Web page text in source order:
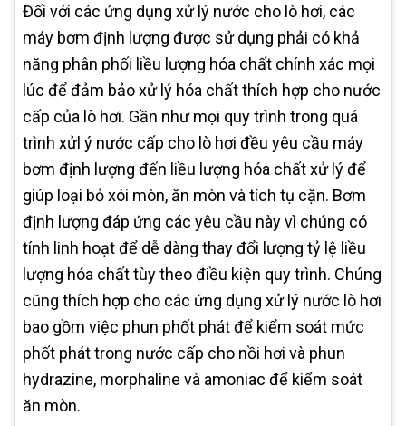
Đối với các ứng dụng xử lý nước cho lò hơi, các
máy bơm định lượng được sử dụng phải có khả
năng phân phối liều lượng hóa chất chính xác mọi
lúc để đảm bảo xử lý hóa chất thích hợp cho nước
cấp của lò hơi. Gần như mọi quy trình trong quá
trình xửl ý nước cấp cho lò hơi đều yêu cầu máy
bơm định lượng đến liều lượng hóa chất xử lý để
giúp loại bỏ xói mòn, ăn mòn và tích tụ cặn. Bơm
định lượng đáp ứng các yêu cầu này vì chúng có
tính linh hoạt để dễ dàng thay đổi lượng tỷ lệ liều
lượng hóa chất tùy theo điều kiện quy trình. Chúng
cũng thích hợp cho các ứng dụng xử lý nước lò hơi
bao gồm việc phun phốt phát để kiểm soát mức
phốt phát trong nước cấp cho nồi hơi và phun
hydrazine, morphaline và amoniac để kiểm soát
ăn mòn.